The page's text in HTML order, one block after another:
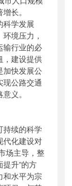
长。
学发展
境压力，
输行业的必
，建设提供
加快发展公
公路交通
义。
续的科学
代化建设对
场主导，整
升”的方
和水平为宗